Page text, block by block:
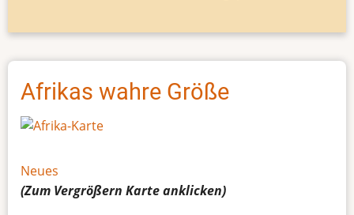
Afrikas wahre Größe
Neues
(Zum Vergrößern Karteanklicken)